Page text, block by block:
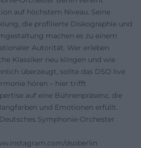
auf höchstem Niveau. Seine
die profilierte Diskographie und
machen es zu einem
Autorität. Wer erleben
Klassiker neu klingen und wie
überzeugt, sollte das DSO live
hören – hier trifft
auf eine Bühnenpräsenz, die
und Emotionen erfüllt.
Symphonie-Orchester
dsoberlin